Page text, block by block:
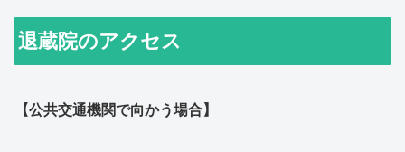
退蔵院のアクセス
【公共交通機関で向かう場合】